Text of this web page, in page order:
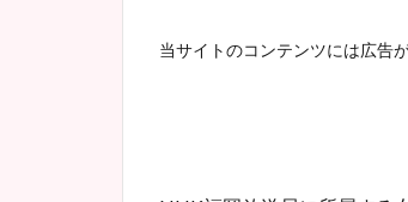
当サイトのコンテンツには広告